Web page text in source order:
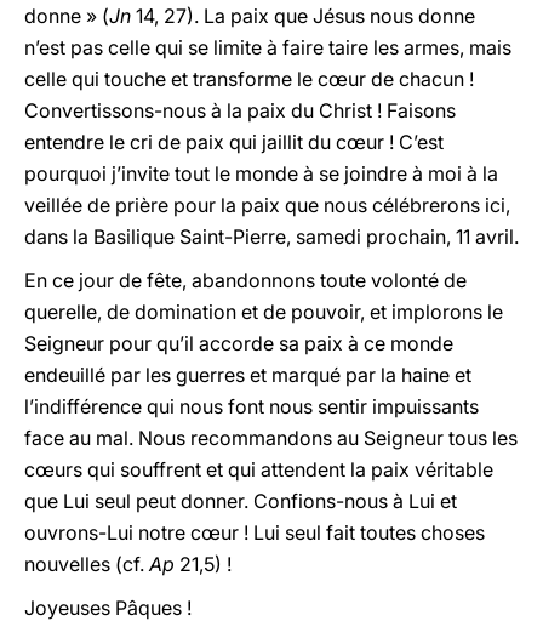
donne » (Jn 14, 27). La paix que Jésus nous donne
n’est pas celle qui se limite à faire taire les armes, mais
celle qui touche et transforme le cœur de chacun !
Convertissons-nous à la paix du Christ ! Faisons
entendre le cri de paix qui jaillit du cœur ! C’est
pourquoi j’invite tout le monde à se joindre à moi à la
veillée de prière pour la paix que nous célébrerons ici,
dans la Basilique Saint-Pierre, samedi prochain, 11 avril.
En ce jour de fête, abandonnons toute volonté de
querelle, de domination et de pouvoir, et implorons le
Seigneur pour qu’il accorde sa paix à ce monde
endeuillé par les guerres et marqué par la haine et
l’indifférence qui nous font nous sentir impuissants
face au mal. Nous recommandons au Seigneur tous les
cœurs qui souffrent et qui attendent la paix véritable
que Lui seul peut donner. Confions-nous à Lui et
ouvrons-Lui notre cœur ! Lui seul fait toutes choses
nouvelles (cf.Ap 21,5) !
Joyeuses Pâques !